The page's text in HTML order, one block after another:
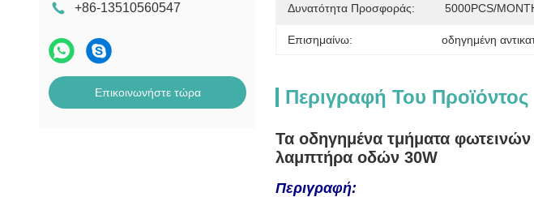
+86-13510560547
Επικοινωνήστε τώρα
Δυνατότητα Προσφοράς: 5000PCS/
Επισημαίνω: οδηγημένη
Περιγραφή Του Προϊόντος
Τα οδηγημένα τμήματα
λαμπτήρα οδών 30W
Περιγραφή: